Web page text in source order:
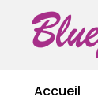
Accueil